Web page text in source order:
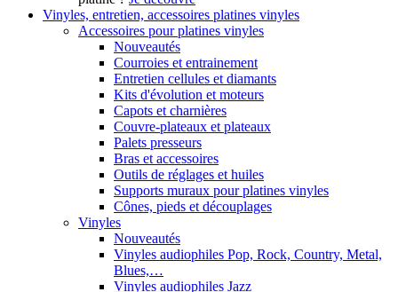
Vinyles, entretien, accessoires platines vinyles
Accessoires pour platines vinyles
Nouveautés
Courroies et entrainement
Entretien cellules et diamants
Kits d'évolution et moteurs
Capots et charnières
Couvre-plateaux et plateaux
Palets presseurs
Bras et accessoires
Outils de réglages et huiles
Supports muraux pour platines vinyles
Cônes, pieds et découplages
Vinyles
Nouveautés
Vinyles audiophiles Pop, Rock, Country, Metal,
Blues,…
Vinyles audiophiles Jazz